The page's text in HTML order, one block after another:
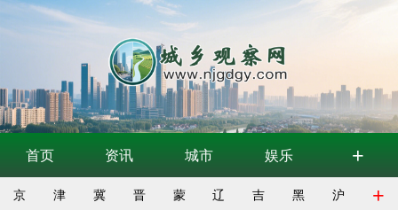
首页 资讯 城市 娱乐 +
京 津 冀 晋 蒙 辽 吉 黑 沪 +